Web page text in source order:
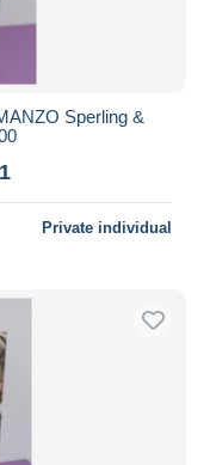
Sperling &
Private individual